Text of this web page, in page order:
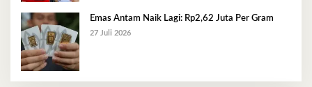
Emas Antam Naik Lagi: Rp2,62 Juta Per Gram
27 Juli 2026